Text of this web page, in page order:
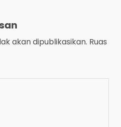
akan dipublikasikan. Ruas